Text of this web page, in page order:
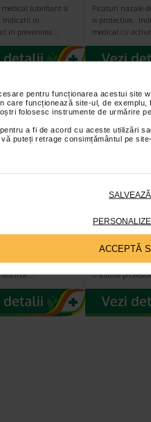
pentru funcționarea acestui site
care funcționează site-ul, de
folosesc instrumente de urmărire
a fi de acord cu aceste utilizări
puteți retrage consimțământul pe
ACCEPTĂ
lubrifiant si
Indicatii in
in prevenirea…
Picaturi nazale
si protective.
medical cu
cu actiune
destinat…
Organizatorul
zinic, de la
o solutie